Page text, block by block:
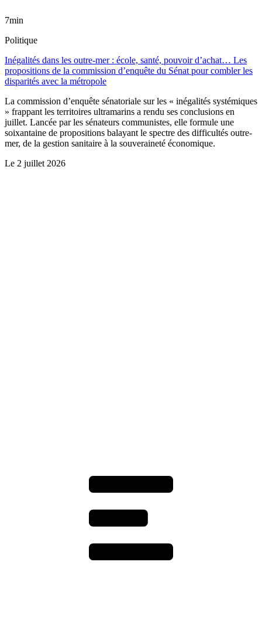
7min
Politique
Inégalités dans les outre-mer : école, santé, pouvoir d’achat… Les
propositions de la commission d’enquête du Sénat pour combler les
disparités avec la métropole
La commission d’enquête sénatoriale sur les « inégalités systémiques
» frappant les territoires ultramarins a rendu ses conclusions en
juillet. Lancée par les sénateurs communistes, elle formule une
soixantaine de propositions balayant le spectre des difficultés outre-
mer, de la gestion sanitaire à la souveraineté économique.
Le 2 juillet 2026